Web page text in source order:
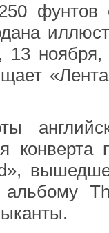
фунтов
13
конверта